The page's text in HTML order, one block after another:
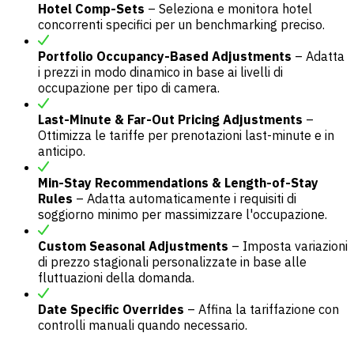
Hotel Comp-Sets – Seleziona e monitora hotel
concorrenti specifici per un benchmarking preciso.
Portfolio Occupancy-Based Adjustments – Adatta
i prezzi in modo dinamico in base ai livelli di
occupazione per tipo di camera.
Last-Minute & Far-Out Pricing Adjustments –
Ottimizza le tariffe per prenotazioni last-minute e in
anticipo.
Min-Stay Recommendations & Length-of-Stay
Rules – Adatta automaticamente i requisiti di
soggiorno minimo per massimizzare l'occupazione.
Custom Seasonal Adjustments – Imposta variazioni
di prezzo stagionali personalizzate in base alle
fluttuazioni della domanda.
Date Specific Overrides – Affina la tariffazione con
controlli manuali quando necessario.